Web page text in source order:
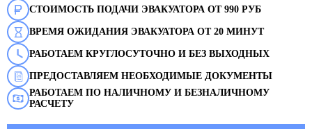
СТОИМОСТЬ ПОДАЧИ ЭВАКУАТОРА ОТ 990 РУБ
ВРЕМЯ ОЖИДАНИЯ ЭВАКУАТОРА ОТ 20 МИНУТ
РАБОТАЕМ КРУГЛОСУТОЧНО И БЕЗ ВЫХОДНЫХ
ПРЕДОСТАВЛЯЕМ НЕОБХОДИМЫЕ ДОКУМЕНТЫ
РАБОТАЕМ ПО НАЛИЧНОМУ И БЕЗНАЛИЧНОМУ
РАСЧЕТУ